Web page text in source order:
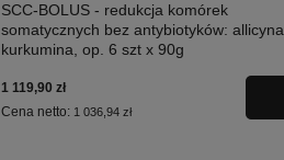
SCC-BOLUS - redukcja komórek
somatycznych bez antybiotyków: allicyna,
kurkumina, op. 6 szt x 90g
1 119,90 zł
Cena netto: 1 036,94 zł